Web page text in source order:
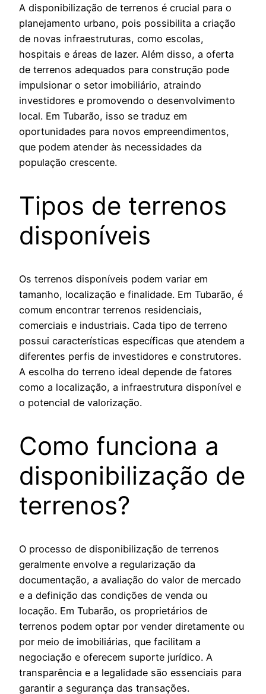
A disponibilização de terrenos é crucial para o
planejamento urbano, pois possibilita a criação
de novas infraestruturas, como escolas,
hospitais e áreas de lazer. Além disso, a oferta
de terrenos adequados para construção pode
impulsionar o setor imobiliário, atraindo
investidores e promovendo o desenvolvimento
local. Em Tubarão, isso se traduz em
oportunidades para novos empreendimentos,
que podem atender às necessidades da
população crescente.
Tipos de terrenos
disponíveis
Os terrenos disponíveis podem variar em
tamanho, localização e finalidade. Em Tubarão, é
comum encontrar terrenos residenciais,
comerciais e industriais. Cada tipo de terreno
possui características específicas que atendem a
diferentes perfis de investidores e construtores.
A escolha do terreno ideal depende de fatores
como a localização, a infraestrutura disponível e
o potencial de valorização.
Como funciona a
disponibilização de
terrenos?
O processo de disponibilização de terrenos
geralmente envolve a regularização da
documentação, a avaliação do valor de mercado
e a definição das condições de venda ou
locação. Em Tubarão, os proprietários de
terrenos podem optar por vender diretamente ou
por meio de imobiliárias, que facilitam a
negociação e oferecem suporte jurídico. A
transparência e a legalidade são essenciais para
garantir a segurança das transações.